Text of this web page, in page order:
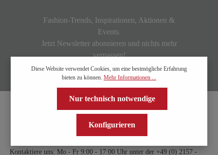
Fashion-Trends, Inspirationen, Aktionen &
Events.
Jetzt Newsletter abonnieren und nichts mehr
verpassen!
Kontaktiere uns: Mo - Fr 9:00 - 17:00 Uhr unter der +49 (0) 2157 -
Diese Website verwendet Cookies, um eine bestmögliche Erfahrung
bieten zu können. Mehr Informationen ...
Nur technisch notwendige
Konfigurieren